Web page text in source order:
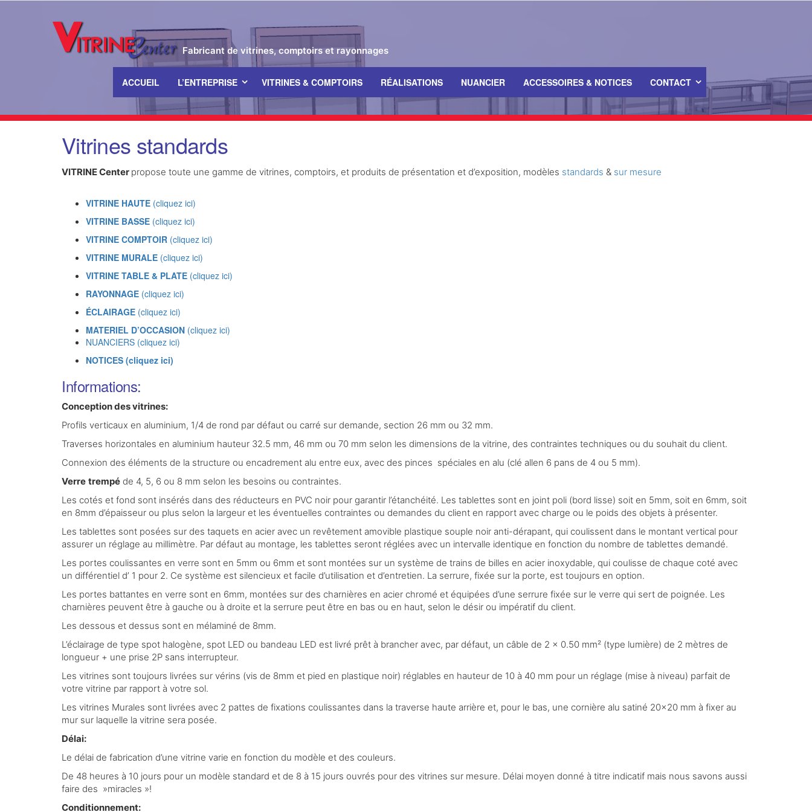
Fabricant de vitrines, comptoirs et rayonnages
ACCUEIL L’ENTREPRISE VITRINES & COMPTOIRS RÉALISATIONS NUANCIER ACCESSOIRES & NOTICES CONTACT
Vitrines standards
VITRINE Center propose toute une gamme de vitrines, comptoirs, et produits de présentation et d’exposition, modèles standards & sur mesure
VITRINE HAUTE (cliquez ici)
VITRINE BASSE (cliquez ici)
VITRINE COMPTOIR (cliquez ici)
VITRINE MURALE (cliquez ici)
VITRINE TABLE & PLATE (cliquez ici)
RAYONNAGE (cliquez ici)
ÉCLAIRAGE (cliquez ici)
MATERIEL D’OCCASION (cliquez ici)
NUANCIERS (cliquez ici)
NOTICES (cliquez ici)
Informations:
Conception des vitrines:
Profils verticaux en aluminium, 1/4 de rond par défaut ou carré sur demande, section 26 mm ou 32 mm.
Traverses horizontales en aluminium hauteur 32.5 mm, 46 mm ou 70 mm selon les dimensions de la vitrine, des contraintes techniques ou du souhait du client.
Connexion des éléments de la structure ou encadrement alu entre eux, avec des pinces spéciales en alu (clé allen 6 pans de 4 ou 5 mm).
Verre trempé de 4, 5, 6 ou 8 mm selon les besoins ou contraintes.
Les cotés et fond sont insérés dans des réducteurs en PVC noir pour garantir l’étanchéité. Les tablettes sont en joint poli (bord lisse) soit en 5mm, soit en 6mm, soit
en 8mm d’épaisseur ou plus selon la largeur et les éventuelles contraintes ou demandes du client en rapport avec charge ou le poids des objets à présenter.
Les tablettes sont posées sur des taquets en acier avec un revêtement amovible plastique souple noir anti-dérapant, qui coulissent dans le montant vertical pour
assurer un réglage au millimètre. Par défaut au montage, les tablettes seront réglées avec un intervalle identique en fonction du nombre de tablettes demandé.
Les portes coulissantes en verre sont en 5mm ou 6mm et sont montées sur un système de trains de billes en acier inoxydable, qui coulisse de chaque coté avec
un différentiel d’ 1 pour 2. Ce système est silencieux et facile d’utilisation et d’entretien. La serrure, fixée sur la porte, est toujours en option.
Les portes battantes en verre sont en 6mm, montées sur des charnières en acier chromé et équipées d’une serrure fixée sur le verre qui sert de poignée. Les
charnières peuvent être à gauche ou à droite et la serrure peut être en bas ou en haut, selon le désir ou impératif du client.
Les dessous et dessus sont en mélaminé de 8mm.
L’éclairage de type spot halogène, spot LED ou bandeau LED est livré prêt à brancher avec, par défaut, un câble de 2 x 0.50 mm² (type lumière) de 2 mètres de
longueur + une prise 2P sans interrupteur.
Les vitrines sont toujours livrées sur vérins (vis de 8mm et pied en plastique noir) réglables en hauteur de 10 à 40 mm pour un réglage (mise à niveau) parfait de
votre vitrine par rapport à votre sol.
Les vitrines Murales sont livrées avec 2 pattes de fixations coulissantes dans la traverse haute arrière et, pour le bas, une cornière alu satiné 20×20 mm à fixer au
mur sur laquelle la vitrine sera posée.
Délai:
Le délai de fabrication d’une vitrine varie en fonction du modèle et des couleurs.
De 48 heures à 10 jours pour un modèle standard et de 8 à 15 jours ouvrés pour des vitrines sur mesure. Délai moyen donné à titre indicatif mais nous savons aussi
faire des »miracles »!
Conditionnement: